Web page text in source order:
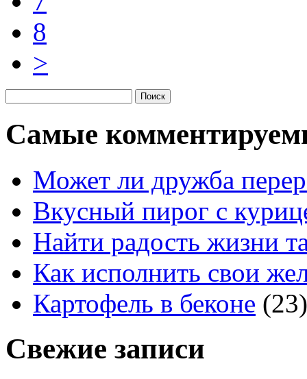
8
>
Самые
Может ли дружба
Вкусный пирог с
Найти радость жизни
Как исполнить свои
Картофель в беконе (23)
Свежие записи